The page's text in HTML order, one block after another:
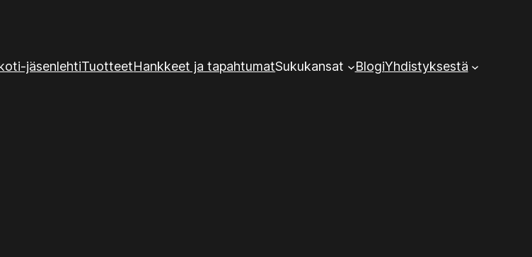
jäsenlehtiTuotteetHankkeet ja tapahtumatSukukansat BlogiYhdistyksestä